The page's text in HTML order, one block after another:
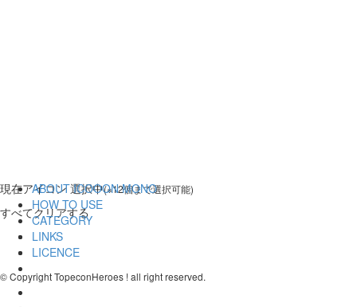
現在アイコン 選択中(※12個まで選択可能)
すべてクリアする
ABOUT ICOOON MONO
HOW TO USE
CATEGORY
LINKS
LICENCE
© Copyright TopeconHeroes ! all right reserved.